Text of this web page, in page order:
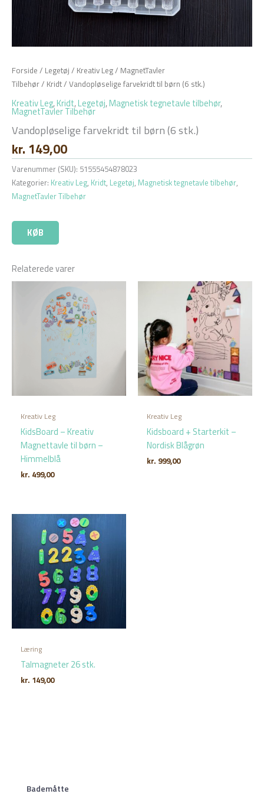
Bademåtte
Forside / Legetøj / Kreativ Leg/ MagnetTavler
Tilbehør/ Kridt/ Vandopløselige farvekridt til børn (6 stk.)
Kreativ Leg,Kridt,Legetøj,Magnetisk tegnetavle tilbehør,
MagnetTavler Tilbehør
Vandopløselige farvekridt til børn (6 stk.)
kr. 149,00
Varenummer (SKU): 51555454878023
Kategorier: Kreativ Leg, Kridt, Legetøj, Magnetisk tegnetavle tilbehør,
MagnetTavler Tilbehør
KØB
Relaterede varer
Kreativ Leg
KidsBoard – Kreativ
Magnettavle til børn –
Himmelblå
kr. 499,00
Kreativ Leg
Kidsboard + Starterkit –
Nordisk Blågrøn
kr. 999,00
Læring
Talmagneter 26 stk.
kr. 149,00